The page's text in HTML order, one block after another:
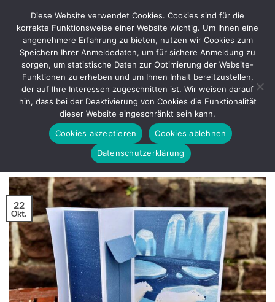
Inhalt
springen
SCHLAGWORT-ARCHIVE:FÜR BESONDERE
MENSCHEN
BASTELANLEITUNG
Klappkarte mit Gutscheinfach
VERÖFFENTLICHT AMOKTOBER 22, 2025 VON
22
Okt.
Diese Website verwendet Cookies. Cookies sind für die
korrekte Funktionsweise einer Website wichtig. Um Ihnen eine
angenehmere Erfahrung zu bieten, nutzen wir Cookies zum
Speichern Ihrer Anmeldedaten, um für sichere Anmeldung zu
sorgen, um statistische Daten zur Optimierung der Website-
Funktionen zu erheben und um Ihnen Inhalt bereitzustellen,
der auf Ihre Interessen zugeschnitten ist. Wir weisen darauf
hin, dass bei der Deaktivierung von Cookies die Funktionalität
dieser Website eingeschränkt sein kann.
Cookies akzeptieren
Cookies ablehnen
Datenschutzerklärung